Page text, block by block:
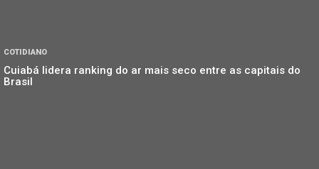
COTIDIANO
Cuiabá lidera ranking do ar mais seco entre as capitais do
Brasil